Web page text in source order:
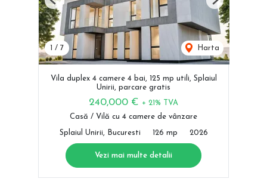
1 / 7 Harta
Previous Next
Vila duplex 4 camere 4 bai, 125 mp utili, Splaiul
Unirii, parcare gratis
240,000 € + 21% TVA
Casă / Vilă cu 4 camere de vânzare
Splaiul Unirii, Bucuresti 126 mp 2026
Vezi mai multe detalii